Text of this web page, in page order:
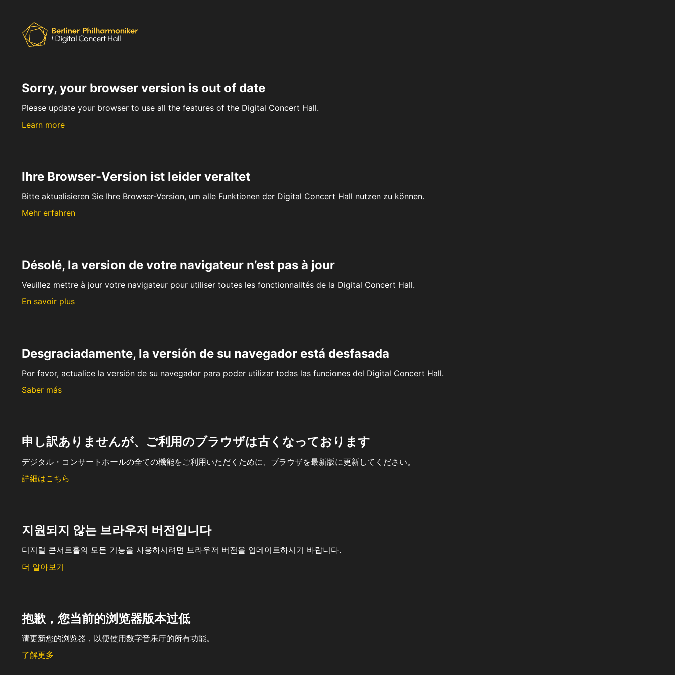
Sorry, your browser version is out of date
Please update your browser to use all the features of the Digital Concert Hall.
Learn more
Ihre Browser-Version ist leider veraltet
Bitte aktualisieren Sie Ihre Browser-Version, um alle Funktionen der Digital Concert Hall nutzen zu können.
Mehr erfahren
Désolé, la version de votre navigateur n’est pas à jour
Veuillez mettre à jour votre navigateur pour utiliser toutes les fonctionnalités de la Digital Concert Hall.
En savoir plus
Desgraciadamente, la versión de su navegador está desfasada
Por favor, actualice la versión de su navegador para poder utilizar todas las funciones del Digital Concert Hall.
Saber más
申し訳ありませんが、ご利用のブラウザは古くなっております
デジタル・コンサートホールの全ての機能をご利用いただくために、ブラウザを最新版に更新してください。
詳細はこちら
지원되지 않는 브라우저 버전입니다
디지털 콘서트홀의 모든 기능을 사용하시려면 브라우저 버전을 업데이트하시기 바랍니다.
더 알아보기
抱歉，您当前的浏览器版本过低
请更新您的浏览器，以便使用数字音乐厅的所有功能。
了解更多